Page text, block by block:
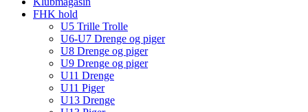
FHK hold
U5 Trille Trolle
U6-U7 Drenge og piger
U8 Drenge og piger
U9 Drenge og piger
U11 Drenge
U11 Piger
U13 Drenge